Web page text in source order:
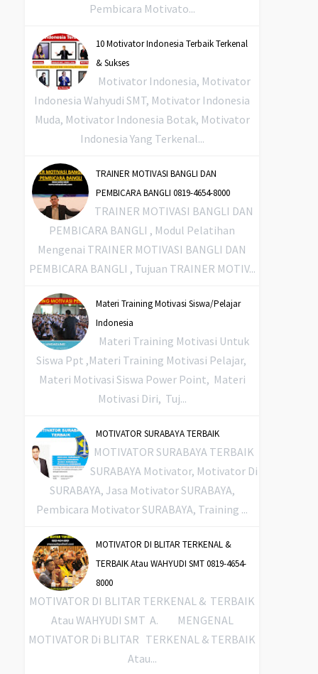
Pembicara Motivato...
10 Motivator Indonesia Terbaik Terkenal
& Sukses
Motivator Indonesia, Motivator
Indonesia Wahyudi SMT, Motivator Indonesia
Muda, Motivator Indonesia Botak, Motivator
Indonesia Yang Terkenal...
TRAINER MOTIVASI BANGLI DAN
PEMBICARA BANGLI 0819-4654-8000
TRAINER MOTIVASI BANGLI DAN
PEMBICARA BANGLI , Modul Pelatihan
Mengenai TRAINER MOTIVASI BANGLI DAN
PEMBICARA BANGLI , Tujuan TRAINER MOTIV...
Materi Training Motivasi Siswa/Pelajar
Indonesia
Materi Training Motivasi Untuk
Siswa Ppt ,Materi Training Motivasi Pelajar,
Materi Motivasi Siswa Power Point, Materi
Motivasi Diri, Tuj...
MOTIVATOR SURABAYA TERBAIK
MOTIVATOR SURABAYA TERBAIK
SURABAYA Motivator, Motivator Di
SURABAYA, Jasa Motivator SURABAYA,
Pembicara Motivator SURABAYA, Training ...
MOTIVATOR DI BLITAR TERKENAL &
TERBAIK Atau WAHYUDI SMT 0819-4654-
8000
MOTIVATOR DI BLITAR TERKENAL & TERBAIK
Atau WAHYUDI SMT A. MENGENAL
MOTIVATOR Di BLITAR TERKENAL & TERBAIK
Atau...